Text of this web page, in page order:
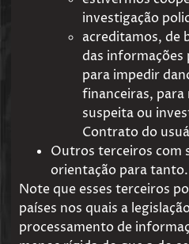
investigação
acreditamos, de
das informações
para impedir
financeiras,
suspeita ou
Contrato do
Outros terceiros com
orientação para tanto.
Note que esses terceiros
países nos quais a
processamento de